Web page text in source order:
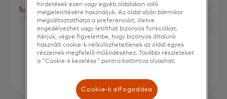
hirdetések ezen vagy egyéb oldalakon való
megjelenítésére használjuk. Az oldal alján bármikor
megváltoztathatja a preferenciáit, illetve
engedélyezhet vagy letilthat bizonyos funkciókat.
Kérjük, vegye figyelembe, hogy bizonyos általunk
használt cookie-k nélkülözhetetlenek az oldal egyes
részeinek megfelelő működéséhez. További részleteket
a "Cookie-k kezelése" pontra kattintva olvashat.
Cookie-k elfogadása